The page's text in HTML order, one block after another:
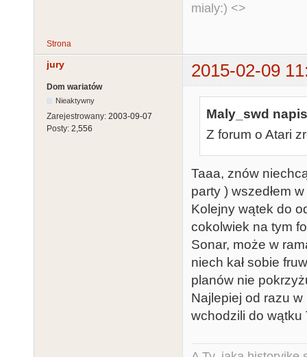
mialy:) <>
Strona
jury 2015-02-09
Dom wariatów
Nieaktywny
Zarejestrowany: 2003-09-07
Posty: 2,556
Maly_swd
Z forum o Atari
Taaa, znów
party ) wszedłem
Kolejny wątek do
cokolwiek na tym
Sonar, może w
niech kał sobie
planów nie
Najlepiej od razu
wchodzili do wątku